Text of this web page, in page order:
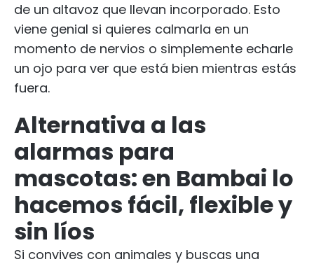
de un altavoz que llevan incorporado. Esto
viene genial si quieres calmarla en un
momento de nervios o simplemente echarle
un ojo para ver que está bien mientras estás
fuera.
Alternativa a las
alarmas para
mascotas: en Bambai lo
hacemos fácil, flexible y
sin líos
Si convives con animales y buscas una